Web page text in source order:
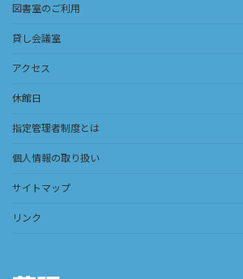
図書室のご利用
貸し会議室
アクセス
休館日
指定管理者制度とは
個人情報の取り扱い
サイトマップ
リンク